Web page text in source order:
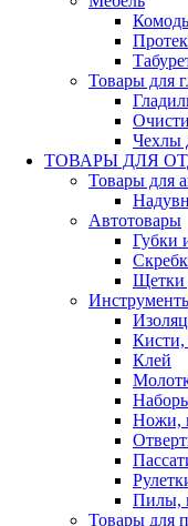
Товары для
Чехлы
ТОВАРЫ ДЛЯ
Товары для
Автотовары
Губки
Щетки
Кисти,
Клей
Ножи,
Пилы,
Товары для